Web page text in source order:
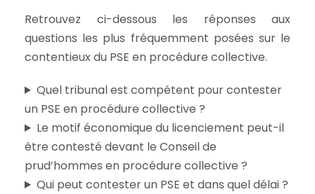
Retrouvez ci-dessous les réponses aux
questions les plus fréquemment posées sur le
contentieux du PSE en procédure collective.
Quel tribunal est compétent pour contester
un PSE en procédure collective ?
Le motif économique du licenciement peut-il
être contesté devant le Conseil de
prud’hommes en procédure collective ?
Qui peut contester un PSE et dans quel délai ?